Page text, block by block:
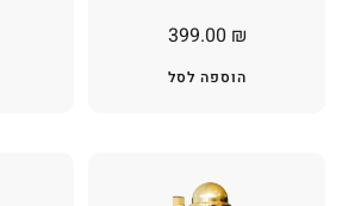
399.00 ₪
הוספה לסל